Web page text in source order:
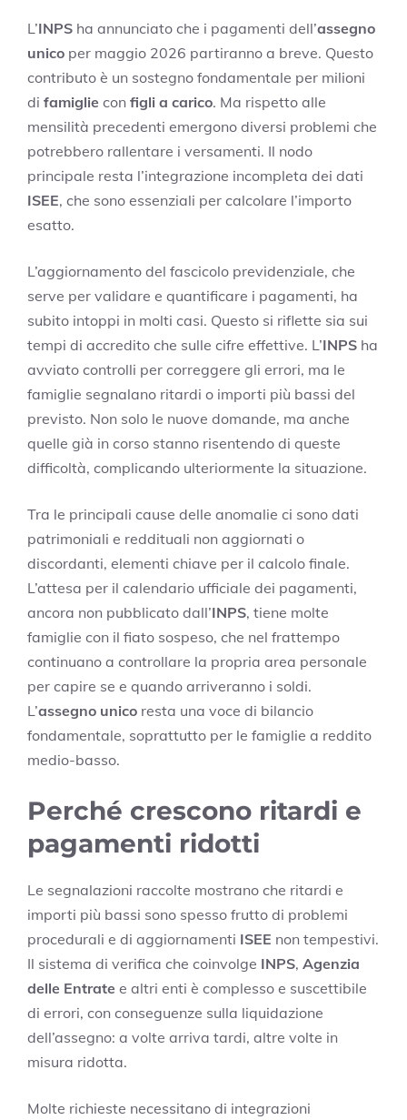
L’INPS ha annunciato che i pagamenti dell’assegno
unico per maggio 2026 partiranno a breve. Questo
contributo è un sostegno fondamentale per milioni
di famiglie con figli a carico. Ma rispetto alle
mensilità precedenti emergono diversi problemi che
potrebbero rallentare i versamenti. Il nodo
principale resta l’integrazione incompleta dei dati
ISEE, che sono essenziali per calcolare l’importo
esatto.
L’aggiornamento del fascicolo previdenziale, che
serve per validare e quantificare i pagamenti, ha
subito intoppi in molti casi. Questo si riflette sia sui
tempi di accredito che sulle cifre effettive. L’INPS ha
avviato controlli per correggere gli errori, ma le
famiglie segnalano ritardi o importi più bassi del
previsto. Non solo le nuove domande, ma anche
quelle già in corso stanno risentendo di queste
difficoltà, complicando ulteriormente la situazione.
Tra le principali cause delle anomalie ci sono dati
patrimoniali e reddituali non aggiornati o
discordanti, elementi chiave per il calcolo finale.
L’attesa per il calendario ufficiale dei pagamenti,
ancora non pubblicato dall’INPS, tiene molte
famiglie con il fiato sospeso, che nel frattempo
continuano a controllare la propria area personale
per capire se e quando arriveranno i soldi.
L’assegno unico resta una voce di bilancio
fondamentale, soprattutto per le famiglie a reddito
medio-basso.
Perché crescono ritardi e
pagamenti ridotti
Le segnalazioni raccolte mostrano che ritardi e
importi più bassi sono spesso frutto di problemi
procedurali e di aggiornamenti ISEE non tempestivi.
Il sistema di verifica che coinvolge INPS, Agenzia
delle Entrate e altri enti è complesso e suscettibile
di errori, con conseguenze sulla liquidazione
dell’assegno: a volte arriva tardi, altre volte in
misura ridotta.
Molte richieste necessitano di integrazioni